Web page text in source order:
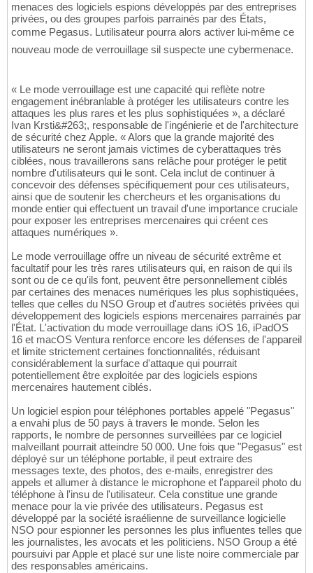
menaces des logiciels espions développés par des entreprises
privées, ou des groupes parfois parrainés par des États,
comme Pegasus. Lutilisateur pourra alors activer lui-même ce
nouveau mode de verrouillage sil suspecte une cybermenace.
« Le mode verrouillage est une capacité qui reflète notre
engagement inébranlable à protéger les utilisateurs contre les
attaques les plus rares et les plus sophistiquées », a déclaré
Ivan Krsti&#263;, responsable de l'ingénierie et de l'architecture
de sécurité chez Apple. « Alors que la grande majorité des
utilisateurs ne seront jamais victimes de cyberattaques très
ciblées, nous travaillerons sans relâche pour protéger le petit
nombre d'utilisateurs qui le sont. Cela inclut de continuer à
concevoir des défenses spécifiquement pour ces utilisateurs,
ainsi que de soutenir les chercheurs et les organisations du
monde entier qui effectuent un travail d'une importance cruciale
pour exposer les entreprises mercenaires qui créent ces
attaques numériques ».
Le mode verrouillage offre un niveau de sécurité extrême et
facultatif pour les très rares utilisateurs qui, en raison de qui ils
sont ou de ce qu'ils font, peuvent être personnellement ciblés
par certaines des menaces numériques les plus sophistiquées,
telles que celles du NSO Group et d'autres sociétés privées qui
développement des logiciels espions mercenaires parrainés par
l'État. L'activation du mode verrouillage dans iOS 16, iPadOS
16 et macOS Ventura renforce encore les défenses de l'appareil
et limite strictement certaines fonctionnalités, réduisant
considérablement la surface d'attaque qui pourrait
potentiellement être exploitée par des logiciels espions
mercenaires hautement ciblés.
Un logiciel espion pour téléphones portables appelé "Pegasus"
a envahi plus de 50 pays à travers le monde. Selon les
rapports, le nombre de personnes surveillées par ce logiciel
malveillant pourrait atteindre 50 000. Une fois que "Pegasus" est
déployé sur un téléphone portable, il peut extraire des
messages texte, des photos, des e-mails, enregistrer des
appels et allumer à distance le microphone et l'appareil photo du
téléphone à l'insu de l'utilisateur. Cela constitue une grande
menace pour la vie privée des utilisateurs. Pegasus est
développé par la société israélienne de surveillance logicielle
NSO pour espionner les personnes les plus influentes telles que
les journalistes, les avocats et les politiciens. NSO Group a été
poursuivi par Apple et placé sur une liste noire commerciale par
des responsables américains.